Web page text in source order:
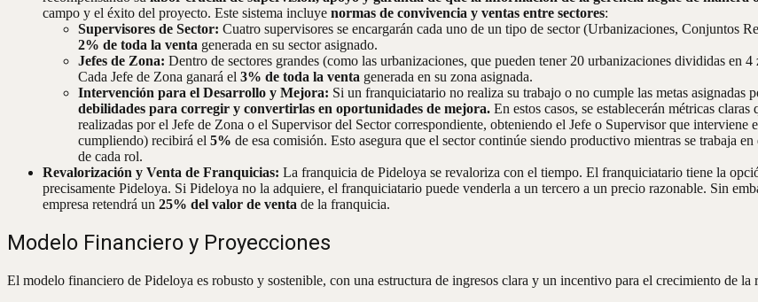
campo y el éxito del proyecto. Este sistema incluye normas de convivencia y ventas entre sectores:
Supervisores de Sector: Cuatro supervisores se encargarán cada uno de un tipo de sector (Urbanizaciones, Conjuntos
2% de toda la venta generada en su sector asignado.
Jefes de Zona: Dentro de sectores grandes (como las urbanizaciones, que pueden tener 20 urbanizaciones divididas en
Cada Jefe de Zona ganará el 3% de toda la venta generada en su zona asignada.
Intervención para el Desarrollo y Mejora: Si un franquiciatario no realiza su trabajo o no cumple las metas asignadas
debilidades para corregir y convertirlas en oportunidades de mejora. En estos casos, se establecerán métricas
realizadas por el Jefe de Zona o el Supervisor del Sector correspondiente, obteniendo el Jefe o Supervisor que interviene
cumpliendo) recibirá el 5% de esa comisión. Esto asegura que el sector continúe siendo productivo mientras se trabaja
de cada rol.
Revalorización y Venta de Franquicias: La franquicia de Pideloya se revaloriza con el tiempo. El franquiciatario tiene la
precisamente Pideloya. Si Pideloya no la adquiere, el franquiciatario puede venderla a un tercero a un precio razonable. Sin
empresa retendrá un 25% del valor de venta de la franquicia.
Modelo Financiero y Proyecciones
El modelo financiero de Pideloya es robusto y sostenible, con una estructura de ingresos clara y un incentivo para el crecimiento de la